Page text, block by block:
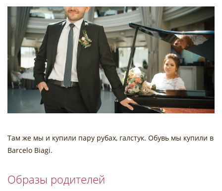
Там же мы и купили пару рубах, галстук. Обувь мы купили в
Barcelo Biagi.
Образы родителей